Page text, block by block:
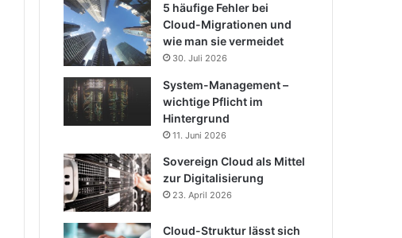
5 häufige Fehler bei
Cloud-Migrationen und
wie man sie vermeidet
30. Juli 2026
System-Management –
wichtige Pflicht im
Hintergrund
11. Juni 2026
Sovereign Cloud als Mittel
zur Digitalisierung
23. April 2026
Cloud-Struktur lässt sich